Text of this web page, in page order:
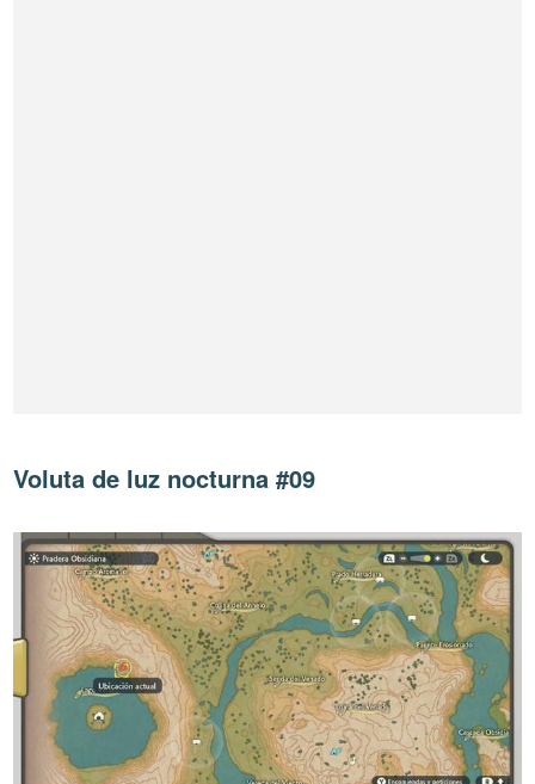
Voluta de luz nocturna #09